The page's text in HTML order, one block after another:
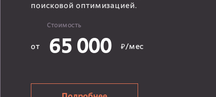
поисковой оптимизацией.
Стоимость
от 65 000 ₽/мес